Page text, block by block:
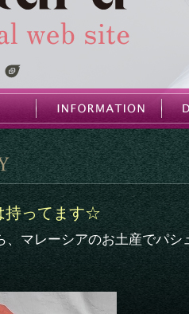
持ってます☆
、マレーシアのお土産でパシ